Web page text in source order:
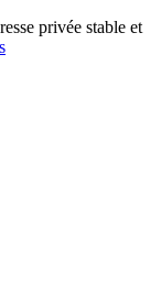
privée stable et